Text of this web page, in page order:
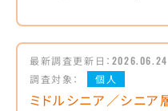
最新調査更新日： 2026.06.24
調査対象：
個人
ミドルシニア／シニア